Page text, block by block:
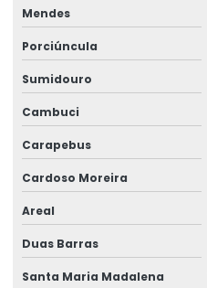
Tela soldada nervurada
Tela soldada preço
Tela soldada preço por metro
Tela soldada q 92
Tela soldada valor
Treliça nervurada
Tubo de aço quadrado
Mendes
Porciúncula
Sumidouro
Cambuci
Carapebus
Cardoso Moreira
Areal
Duas Barras
Santa Maria Madalena